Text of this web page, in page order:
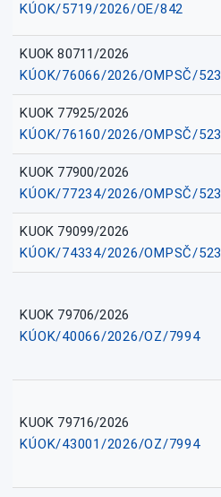
KÚOK/5719/2026/OE/842
KUOK 80711/2026
KÚOK/76066/2026/OMPSČ/523
KUOK 77925/2026
KÚOK/76160/2026/OMPSČ/523
KUOK 77900/2026
KÚOK/77234/2026/OMPSČ/523
KUOK 79099/2026
KÚOK/74334/2026/OMPSČ/523
KUOK 79706/2026
KÚOK/40066/2026/OZ/7994
KUOK 79716/2026
KÚOK/43001/2026/OZ/7994